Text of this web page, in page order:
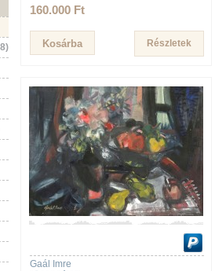
160.000 Ft
Részletek
Gaál Imre